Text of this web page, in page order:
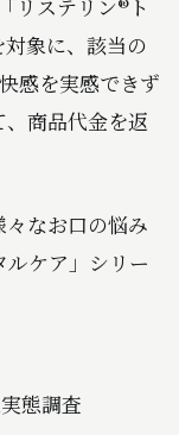
リステリン®ト
象に、該当の
感を実感できず
商品代金を返
なお口の悩み
ケア」シリー
態調査